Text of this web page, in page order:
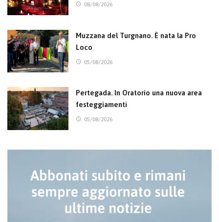
08/08/2026
Muzzana del Turgnano. È nata la Pro
Loco
05/08/2026
Pertegada. In Oratorio una nuova area
festeggiamenti
05/08/2026